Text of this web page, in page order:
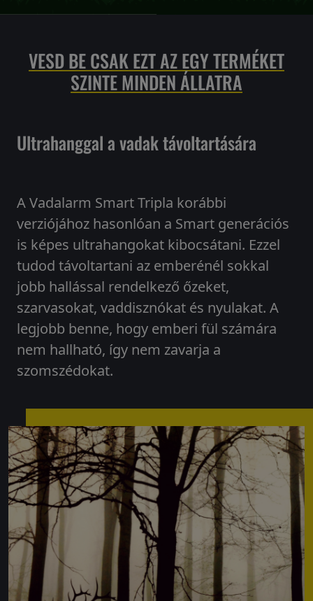
VESD BE CSAK EZT AZ EGY TERMÉKET
SZINTE MINDEN ÁLLATRA
Ultrahanggal a vadak távoltartására
A Vadalarm Smart Tripla korábbi
verziójához hasonlóan a Smart generációs
is képes ultrahangokat kibocsátani. Ezzel
tudod távoltartani az emberénél sokkal
jobb hallással rendelkező őzeket,
szarvasokat, vaddisznókat és nyulakat. A
legjobb benne, hogy emberi fül számára
nem hallható, így nem zavarja a
szomszédokat.